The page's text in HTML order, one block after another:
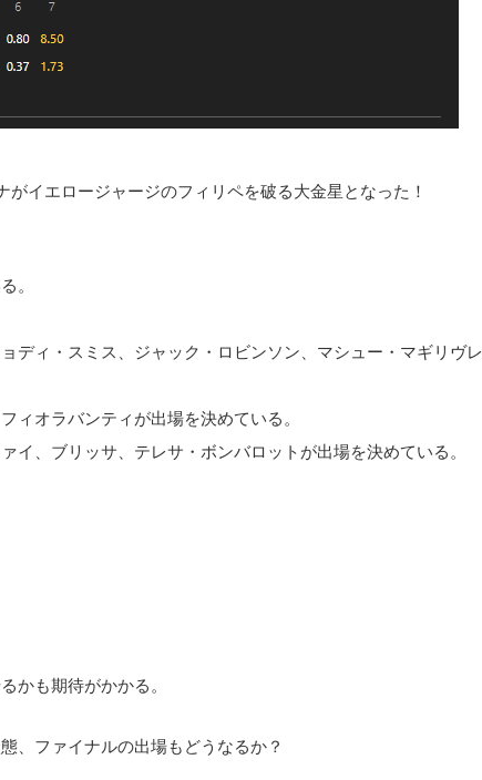
イエロージャージのフィリペを破る大金星となった！
。
ディ・スミス、ジャック・ロビンソン、マシュー・マギリヴ
ィオラバンティが出場を決めている。
イ、ブリッサ、テレサ・ボンバロットが出場を決めている。
かも期待がかかる。
、ファイナルの出場もどうなるか？